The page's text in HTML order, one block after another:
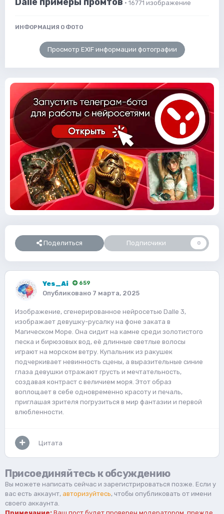
· 16771 изображение
ИНФОРМАЦИЯ О ФОТО
Просмотр EXIF информации фотографии
Поделиться Подписчики 0
Yes_Ai 659
Опубликовано 7 марта, 2025
Изображение, сгенерированное нейросетью Dalle 3,
изображает девушку-русалку на фоне заката в
Магическом Море. Она сидит на камне среди золотистого
песка и бирюзовых вод, её длинные светлые волосы
играют на морском ветру. Купальник из ракушек
подчеркивает невинность сцены, а выразительные синие
глаза девушки отражают грусть и мечтательность,
создавая контраст с величием моря. Этот образ
воплощает в себе одновременно красоту и печаль,
приглашая зрителя погрузиться в мир фантазии и первой
влюбленности.
Цитата
Присоединяйтесь к обсуждению
Вы можете написать сейчас и зарегистрироваться позже. Если у
вас есть аккаунт, авторизуйтесь, чтобы опубликовать от имени
своего аккаунта.